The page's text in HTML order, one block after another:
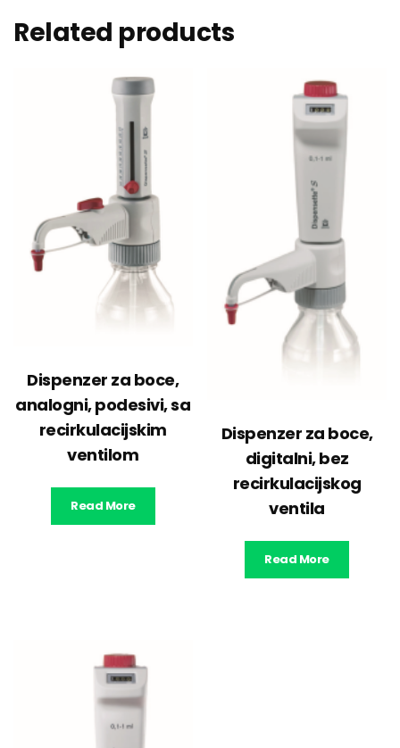
Related products
Dispenzer za boce,
analogni, podesivi, sa
recirkulacijskim
ventilom
Read More
Dispenzer za boce,
digitalni, bez
recirkulacijskog
ventila
Read More